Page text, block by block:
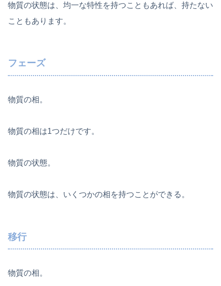
物質の状態は、均一な特性を持つこともあれば、持たない
こともあります。
フェーズ
物質の相。
物質の相は1つだけです。
物質の状態。
物質の状態は、いくつかの相を持つことができる。
移行
物質の相。